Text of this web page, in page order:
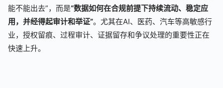
能不能出去”，而是“数据如何在合规前提下持续流动、稳定应
用，并经得起审计和举证”。尤其在AI、医药、汽车等高敏感行
业，授权留痕、过程审计、证据留存和争议处理的重要性正在
快速上升。